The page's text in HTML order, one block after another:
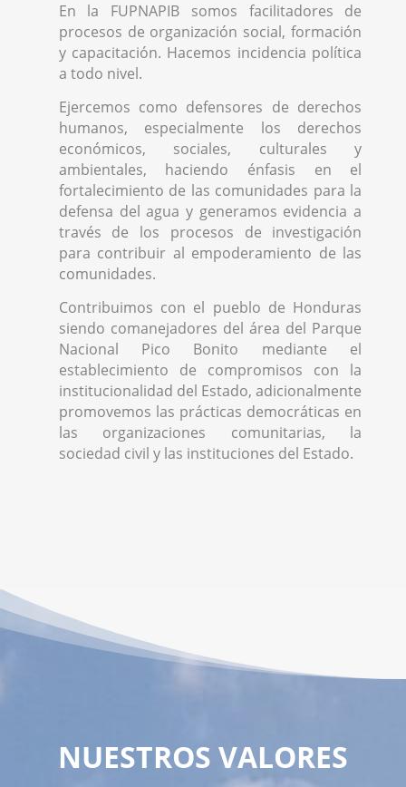
En la FUPNAPIB somos facilitadores de
procesos de organización social, formación
y capacitación. Hacemos incidencia política
a todo nivel.
Ejercemos como defensores de derechos
humanos, especialmente los derechos
económicos, sociales, culturales y
ambientales, haciendo énfasis en el
fortalecimiento de las comunidades para la
defensa del agua y generamos evidencia a
través de los procesos de investigación
para contribuir al empoderamiento de las
comunidades.
Contribuimos con el pueblo de Honduras
siendo comanejadores del área del Parque
Nacional Pico Bonito mediante el
establecimiento de compromisos con la
institucionalidad del Estado, adicionalmente
promovemos las prácticas democráticas en
las organizaciones comunitarias, la
sociedad civil y las instituciones del Estado.
NUESTROS VALORES